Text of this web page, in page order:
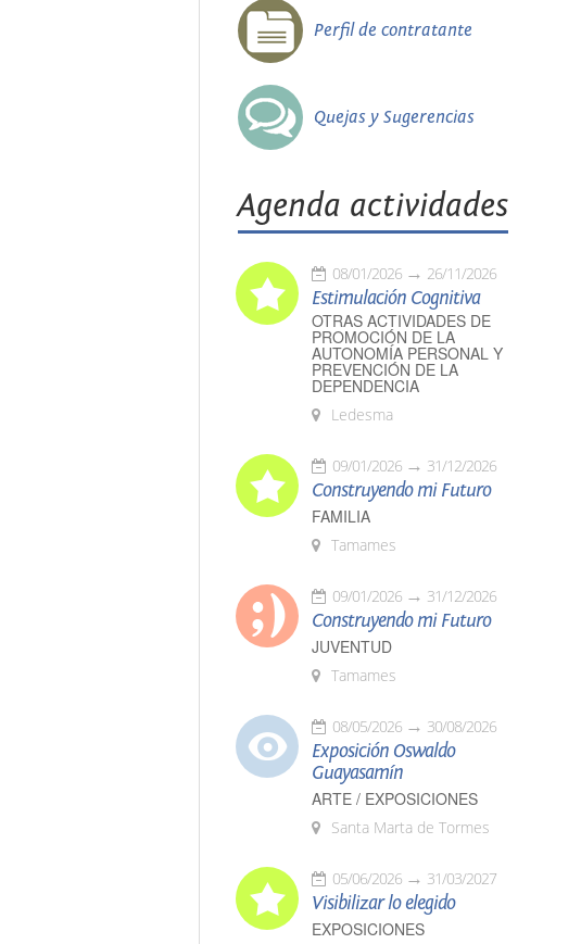
Perfil de contratante
Quejas y Sugerencias
Agenda actividades
08/01/2026 26/11/2026
Estimulación Cognitiva
OTRAS ACTIVIDADES DE
PROMOCIÓN DE LA
AUTONOMÍA PERSONAL Y
PREVENCIÓN DE LA
DEPENDENCIA
Ledesma
09/01/2026 31/12/2026
Construyendo mi Futuro
FAMILIA
Tamames
09/01/2026 31/12/2026
Construyendo mi Futuro
JUVENTUD
Tamames
08/05/2026 30/08/2026
Exposición Oswaldo
Guayasamín
ARTE / EXPOSICIONES
Santa Marta de Tormes
05/06/2026 31/03/2027
Visibilizar lo elegido
EXPOSICIONES